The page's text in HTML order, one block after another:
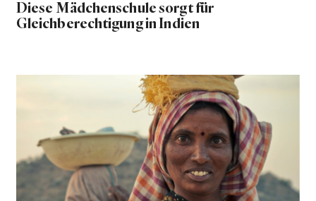
Diese Mädchenschule sorgt für
Gleichberechtigung in Indien